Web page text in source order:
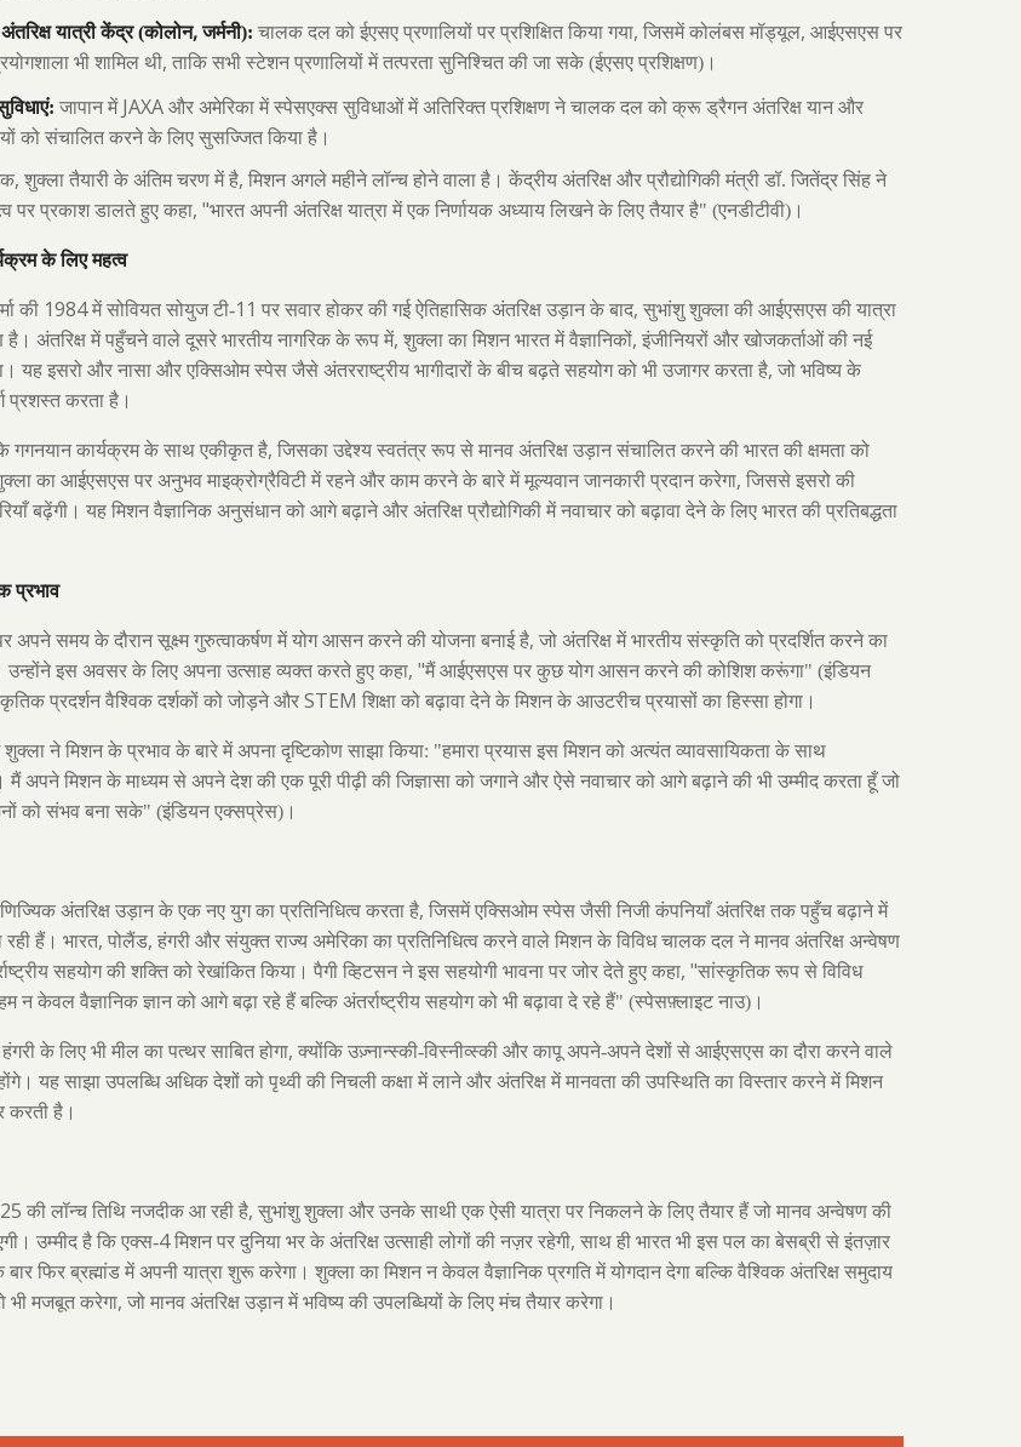
यात्री केंद्र (कोलोन,जर्मनी): चालक दल को ईएसए प्रणालियों पर प्रशिक्षित किया गया, जिसमें कोलंबस मॉड्यूल, आईएसएस पर
भी शामिल थी, ताकि सभी स्टेशन प्रणालियों में तत्परता सुनिश्चित की जा सके (ईएसए प्रशिक्षण)।
जापान में JAXA और अमेरिका में स्पेसएक्स सुविधाओं में अतिरिक्त प्रशिक्षण ने चालक दल को क्रू ड्रैगन अंतरिक्ष यान और
को संचालित करने के लिए सुसज्जित किया है।
, शुक्ला तैयारी के अंतिम चरण में है, मिशन अगले महीने लॉन्च होने वाला है। केंद्रीय अंतरिक्ष और प्रौद्योगिकी मंत्री डॉ. जितेंद्र सिंह ने
पर प्रकाश डालते हुए कहा, "भारत अपनी अंतरिक्ष यात्रा में एक निर्णायक अध्याय लिखने के लिए तैयार है" (एनडीटीवी)।
के लिए महत्व
की 1984में सोवियत सोयुज टी-11 पर सवार होकर की गई ऐतिहासिक अंतरिक्ष उड़ान के बाद, सुभांशु शुक्ला की आईएसएस की यात्रा
है। अंतरिक्ष में पहुँचने वाले दूसरे भारतीय नागरिक के रूप में, शुक्ला का मिशन भारत में वैज्ञानिकों, इंजीनियरों और खोजकर्ताओं की नई
यह इसरो और नासा और एक्सिओम स्पेस जैसे अंतरराष्ट्रीय भागीदारों के बीच बढ़ते सहयोग को भी उजागर करता है, जो भविष्य के
प्रशस्त करता है।
गगनयान कार्यक्रम के साथ एकीकृत है, जिसका उद्देश्य स्वतंत्र रूप से मानव अंतरिक्ष उड़ान संचालित करने की भारत की क्षमता को
का आईएसएस पर अनुभव माइक्रोग्रैविटी में रहने और काम करने के बारे में मूल्यवान जानकारी प्रदान करेगा, जिससे इसरो की
बढ़ेंगी। यह मिशन वैज्ञानिक अनुसंधान को आगे बढ़ाने और अंतरिक्ष प्रौद्योगिकी में नवाचार को बढ़ावा देने के लिए भारत की प्रतिबद्धता
प्रभाव
समय के दौरान सूक्ष्म गुरुत्वाकर्षण में योग आसन करने की योजना बनाई है, जो अंतरिक्ष में भारतीय संस्कृति को प्रदर्शित करने का
इस अवसर के लिए अपना उत्साह व्यक्त करते हुए कहा, "मैं आईएसएस पर कुछ योग आसन करने की कोशिश करूंगा" (इंडियन
प्रदर्शन वैश्विक दर्शकों को जोड़ने और STEM शिक्षा को बढ़ावा देने के मिशन के आउटरीच प्रयासों का हिस्सा होगा।
ने मिशन के प्रभाव के बारे में अपना दृष्टिकोण साझा किया: "हमारा प्रयास इस मिशन को अत्यंत व्यावसायिकता के साथ
मैं अपने मिशन के माध्यम से अपने देश की एक पूरी पीढ़ी की जिज्ञासा को जगाने और ऐसे नवाचार को आगे बढ़ाने की भी उम्मीद करता हूँ जो
को संभव बना सके" (इंडियन एक्सप्रेस)।
अंतरिक्ष उड़ान के एक नए युग का प्रतिनिधित्व करता है, जिसमें एक्सिओम स्पेस जैसी निजी कंपनियाँ अंतरिक्ष तक पहुँच बढ़ाने में
रही हैं। भारत, पोलैंड, हंगरी और संयुक्त राज्य अमेरिका का प्रतिनिधित्व करने वाले मिशन के विविध चालक दल ने मानव अंतरिक्ष अन्वेषण
सहयोग की शक्ति को रेखांकित किया। पैगी व्हिटसन ने इस सहयोगी भावना पर जोर देते हुए कहा, "सांस्कृतिक रूप से विविध
न केवल वैज्ञानिक ज्ञान को आगे बढ़ा रहे हैं बल्कि अंतर्राष्ट्रीय सहयोग को भी बढ़ावा दे रहे हैं" (स्पेसफ़्लाइट नाउ)।
के लिए भी मील का पत्थर साबित होगा, क्योंकि उज़्नान्स्की-विस्नीव्स्की और कापू अपने-अपने देशों से आईएसएस का दौरा करने वाले
यह साझा उपलब्धि अधिक देशों को पृथ्वी की निचली कक्षा में लाने और अंतरिक्ष में मानवता की उपस्थिति का विस्तार करने में मिशन
करती है।
की लॉन्च तिथि नजदीक आ रही है, सुभांशु शुक्ला और उनके साथी एक ऐसी यात्रा पर निकलने के लिए तैयार हैं जो मानव अन्वेषण की
उम्मीद है कि एक्स-4मिशन पर दुनिया भर के अंतरिक्ष उत्साही लोगों की नज़र रहेगी, साथ ही भारत भी इस पल का बेसब्री से इंतज़ार
फिर ब्रह्मांड में अपनी यात्रा शुरू करेगा। शुक्ला का मिशन न केवल वैज्ञानिक प्रगति में योगदान देगा बल्कि वैश्विक अंतरिक्ष समुदाय
भी मजबूत करेगा, जो मानव अंतरिक्ष उड़ान में भविष्य की उपलब्धियों के लिए मंच तैयार करेगा।